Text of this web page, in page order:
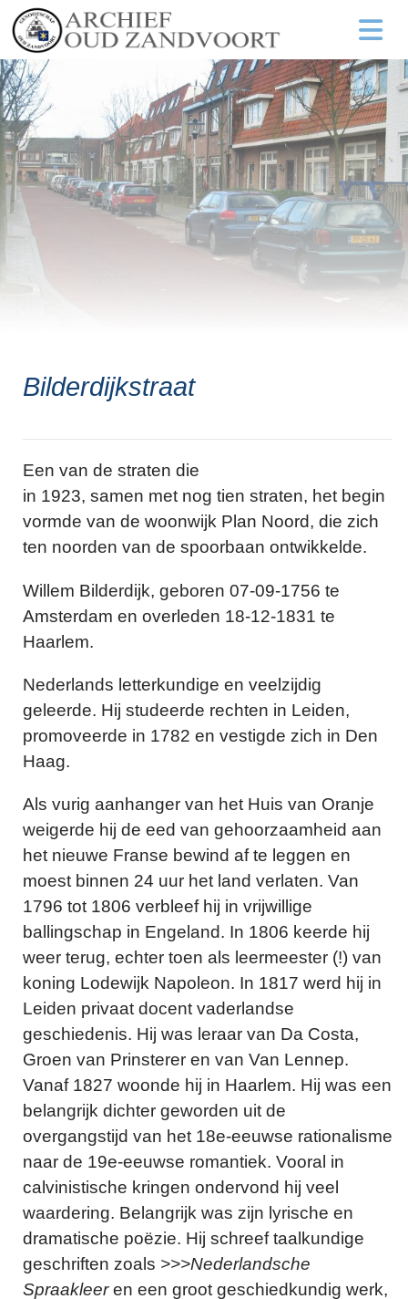
Bilderdijkstraat
Een van de straten die
in 1923, samen met nog tien straten, het begin
vormde van de woonwijk Plan Noord, die zich
ten noorden van de spoorbaan ontwikkelde.
Willem Bilderdijk, geboren 07-09-1756 te
Amsterdam en overleden 18-12-1831 te
Haarlem.
Nederlands letterkundige en veelzijdig
geleerde. Hij studeerde rechten in Leiden,
promoveerde in 1782 en vestigde zich in Den
Haag.
Als vurig aanhanger van het Huis van Oranje
weigerde hij de eed van gehoorzaamheid aan
het nieuwe Franse bewind af te leggen en
moest binnen 24 uur het land verlaten. Van
1796 tot 1806 verbleef hij in vrijwillige
ballingschap in Engeland. In 1806 keerde hij
weer terug, echter toen als leermeester (!) van
koning Lodewijk Napoleon. In 1817 werd hij in
Leiden privaat docent vaderlandse
geschiedenis. Hij was leraar van Da Costa,
Groen van Prinsterer en van Van Lennep.
Vanaf 1827 woonde hij in Haarlem. Hij was een
belangrijk dichter geworden uit de
overgangstijd van het 18e-eeuwse rationalisme
naar de 19e-eeuwse romantiek. Vooral in
calvinistische kringen ondervond hij veel
waardering. Belangrijk was zijn lyrische en
dramatische poëzie. Hij schreef taalkundige
geschriften zoals >>>Nederlandsche
Spraakleeren een groot geschiedkundig werk,